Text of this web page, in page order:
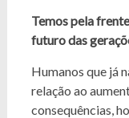
Temos pela
futuro das
Humanos que já
relação ao
consequências,